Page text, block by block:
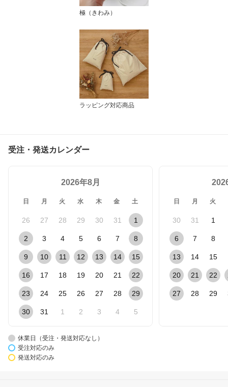
極（きわみ）
ラッピング対応商品
受注・発送カレンダー
2026年8月
日 月 火 水 木 金 土
26 27 28 29 30 31 1
2 3 4 5 6 7 8
9 10 11 12 13 14 15
16 17 18 19 20 21 22
23 24 25 26 27 28 29
30 31 1 2 3 4 5
日 月 火
30 31 1
6 7 8
13 14 15
20 21 22
27 28 29
休業日（受注・発送対応なし）
受注対応のみ
発送対応のみ